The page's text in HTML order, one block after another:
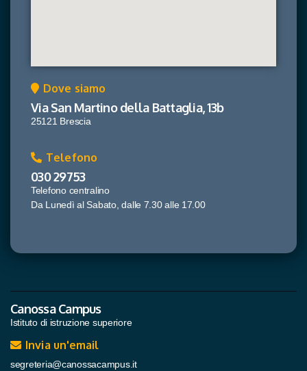
Dove siamo
Via San Martino della Battaglia, 13b
25121 Brescia
Telefono
030 29753
Telefono centralino
Da Lunedì al Sabato, dalle 7.30 alle 17.00
Canossa Campus
Istituto di istruzione superiore
Invia un'email
segreteria@canossacampus.it